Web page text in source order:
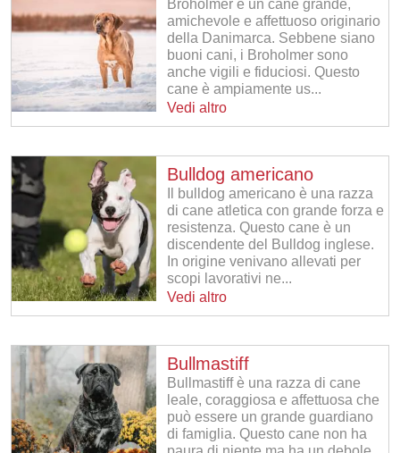
Broholmer è un cane grande,
amichevole e affettuoso originario
della Danimarca. Sebbene siano
buoni cani, i Broholmer sono
anche vigili e fiduciosi. Questo
cane è ampiamente us...
Vedi altro
Bulldog americano
Il bulldog americano è una razza
di cane atletica con grande forza e
resistenza. Questo cane è un
discendente del Bulldog inglese.
In origine venivano allevati per
scopi lavorativi ne...
Vedi altro
Bullmastiff
Bullmastiff è una razza di cane
leale, coraggiosa e affettuosa che
può essere un grande guardiano
di famiglia. Questo cane non ha